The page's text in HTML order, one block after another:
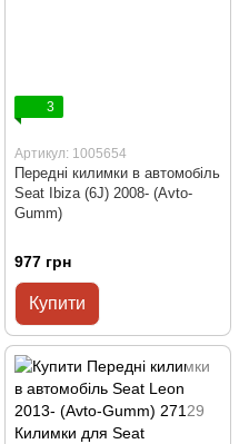
3
Артикул: 1005654
Передні килимки в автомобіль
Seat Ibiza (6J) 2008- (Avto-
Gumm)
977 грн
Купити